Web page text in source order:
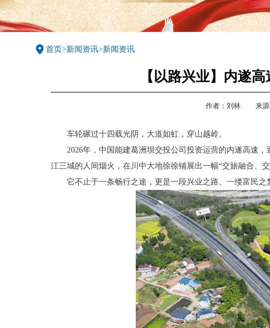
首页>新闻资讯>新闻资讯
【以路兴业】内遂
作者： 刘林 来源
车轮碾过十四载光阴，大道如虹，穿山越岭。
2026年，中国能建葛洲坝交投公司投资运营的内遂高速
江三城的人间烟火，在川中大地徐徐铺展出一幅“交旅融合、
它不止于一条畅行之途，更是一段兴业之路、一缕富民之